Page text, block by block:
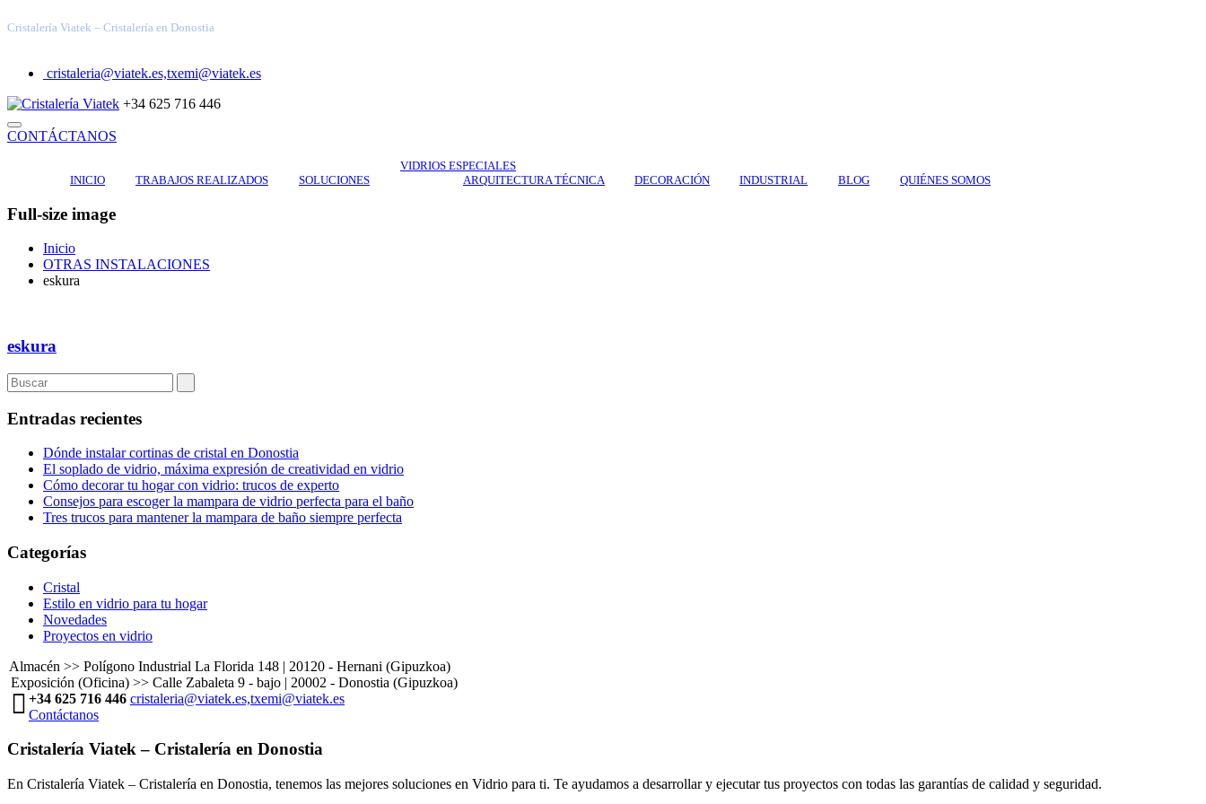
Cristalería Viatek – Cristalería en Donostia
cristaleria@viatek.es,txemi@viatek.es
+34 625 716 446
CONTÁCTANOS
INICIO TRABAJOS REALIZADOS SOLUCIONES
VIDRIOS ESPECIALES
ARQUITECTURA TÉCNICA
DECORACIÓN INDUSTRIAL BLOG QUIÉNES SOMOS
Full-size image
Inicio
OTRAS INSTALACIONES
eskura
eskura
Entradas recientes
Dónde instalar cortinas de cristal en Donostia
El soplado de vidrio, máxima expresión de creatividad en vidrio
Cómo decorar tu hogar con vidrio: trucos de experto
Consejos para escoger la mampara de vidrio perfecta para el baño
Tres trucos para mantener la mampara de baño siempre perfecta
Categorías
Cristal
Estilo en vidrio para tu hogar
Novedades
Proyectos en vidrio
Almacén >> Polígono Industrial La Florida 148 | 20120 - Hernani (Gipuzkoa)
Exposición (Oficina) >> Calle Zabaleta 9 - bajo | 20002 - Donostia (Gipuzkoa)
+34 625 716 446 cristaleria@viatek.es,txemi@viatek.es
Contáctanos
Cristalería Viatek – Cristalería en Donostia
En Cristalería Viatek – Cristalería en Donostia, tenemos las mejores soluciones en Vidrio para ti. Te ayudamos a desarrollar y ejecutar tus proyectos con todas las garantías de calidad y seguridad.